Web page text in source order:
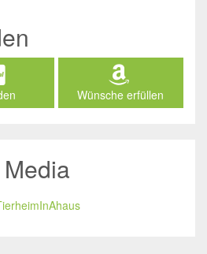
Wünsche erfüllen